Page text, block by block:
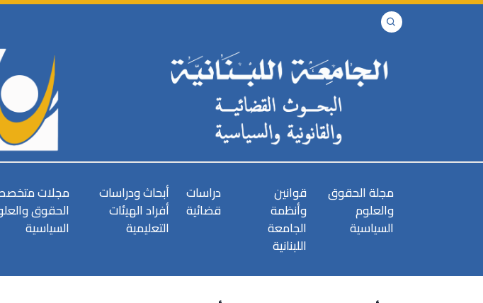
مجلة الحقوق
والعلوم
السياسية
قوانين
وأنظمة
الجامعة
اللبنانية
دراسات
قضائية
أبحاث ودراسات
أفراد الهيئات
التعليمية
مجلات
الحقوق
السياسية